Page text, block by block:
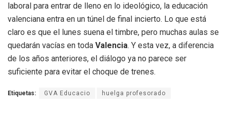
laboral para entrar de lleno en lo ideológico, la educación
valenciana entra en un túnel de final incierto. Lo que está
claro es que el lunes suena el timbre, pero muchas aulas se
quedarán vacías en toda Valencia. Y esta vez, a diferencia
de los años anteriores, el diálogo ya no parece ser
suficiente para evitar el choque de trenes.
Etiquetas: GVA Educacio huelga profesorado